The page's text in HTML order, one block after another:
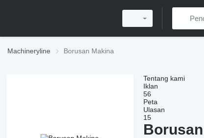
Machineryline Borusan Makina
Tentang kami
Iklan
56
Peta
Ulasan
15